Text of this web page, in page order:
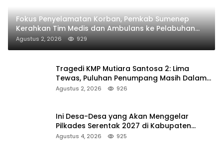
Fokus Penyelamatan Korban, Pemkab Sumenep
Kerahkan Tim Medis dan Ambulans ke Pelabuhan
Kalianget
Agustus 2, 2026 929
Tragedi KMP Mutiara Santosa 2: Lima
Tewas, Puluhan Penumpang Masih Dalam
Pencarian
Agustus 2, 2026 926
Ini Desa-Desa yang Akan Menggelar
Pilkades Serentak 2027 di Kabupaten
Sumenep
Agustus 4, 2026 925